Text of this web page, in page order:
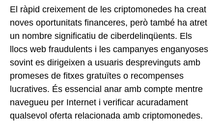
El ràpid creixement de les criptomonedes ha creat
noves oportunitats financeres, però també ha atret
un nombre significatiu de ciberdelinqüents. Els
llocs web fraudulents i les campanyes enganyoses
sovint es dirigeixen a usuaris desprevinguts amb
promeses de fitxes gratuïtes o recompenses
lucratives. És essencial anar amb compte mentre
navegueu per Internet i verificar acuradament
qualsevol oferta relacionada amb criptomonedes.